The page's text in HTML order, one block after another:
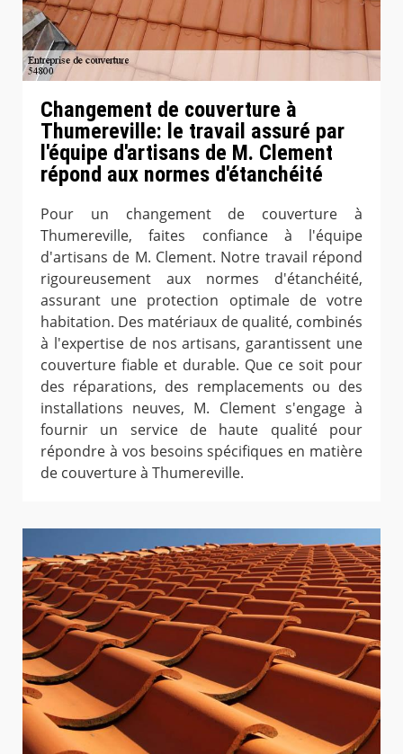
Changement de couverture à
Thumereville: le travail assuré par
l'équipe d'artisans de M. Clement
répond aux normes d'étanchéité
Pour un changement de couverture à
Thumereville, faites confiance à l'équipe
d'artisans de M. Clement. Notre travail répond
rigoureusement aux normes d'étanchéité,
assurant une protection optimale de votre
habitation. Des matériaux de qualité, combinés
à l'expertise de nos artisans, garantissent une
couverture fiable et durable. Que ce soit pour
des réparations, des remplacements ou des
installations neuves, M. Clement s'engage à
fournir un service de haute qualité pour
répondre à vos besoins spécifiques en matière
de couverture à Thumereville.